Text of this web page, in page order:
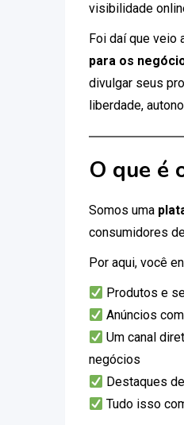
visibilidade
Foi daí que veio
para os
divulgar seus
liberdade,
O que é
Somos uma
consumidores
Por aqui, você
Produtos e
Anúncios
Um canal
negócios
Destaques
Tudo isso